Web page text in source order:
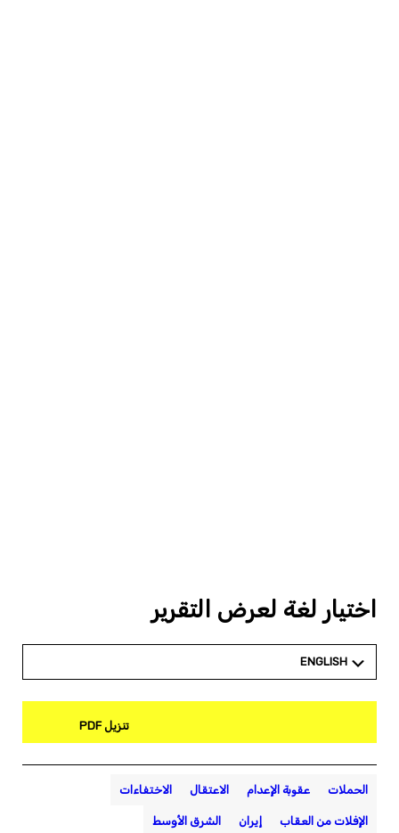
اختيار لغة لعرض التقرير
ENGLISH
تنزيل PDF
الحملات عقوبة الإعدام الاعتقال الاختفاءات
الإفلات من العقاب إيران الشرق الأوسط